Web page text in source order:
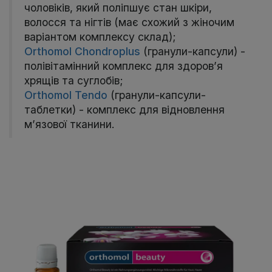
чоловіків, який поліпшує стан шкіри,
волосся та нігтів (має схожий з жіночим
варіантом комплексу склад);
Orthomol Chondroplus (гранули-капсули) -
полівітамінний комплекс для здоров’я
хрящів та суглобів;
Orthomol Tendo (гранули-капсули-
таблетки) - комплекс для відновлення
м’язової тканини.